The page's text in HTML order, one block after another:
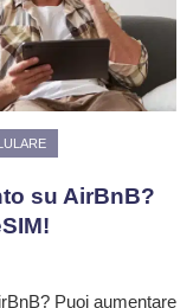
su AirBnB?
Puoi aumentare